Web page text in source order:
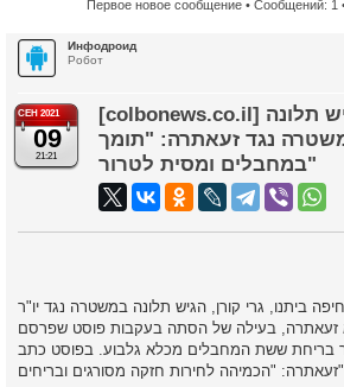
Первое новое сообщение• Сообщений: 1
Инфодроид
Робот
СЕН 2021
09
21:21
[colbonews.co.il] קורן הגיש תלונה
נגד זעאתרה: "תומך
במחבלים ומסית לטרור"
ביתנו, גרי קורן, הגיש תלונה במשטרה נגד יו"ר
זעאתרה, בעילה של הסתה בעקבות פוסט שפרסם
בריחת ששת המחבלים מכלא גלבוע. בפוסט כתב
ובריחים".